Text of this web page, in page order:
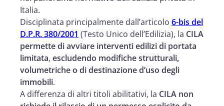
Italia.
Disciplinata principalmente dall’articolo 6-bis del
D.P.R. 380/2001 (Testo Unico dell’Edilizia), la CILA
permette di avviare interventi edilizi di portata
limitata, escludendo modifiche strutturali,
volumetriche o di destinazione d’uso degli
immobili.
A differenza di altri titoli abilitativi, la CILA non